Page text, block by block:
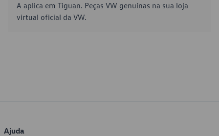
A aplica em Tiguan. Peças VW genuínas na sua loja
virtual oficial da VW.
Ajuda